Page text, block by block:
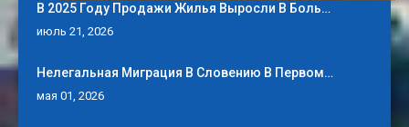
В 2025 Году Продажи Жилья Выросли В Боль…
июль 21, 2026
Нелегальная Миграция В Словению В Первом…
мая 01, 2026